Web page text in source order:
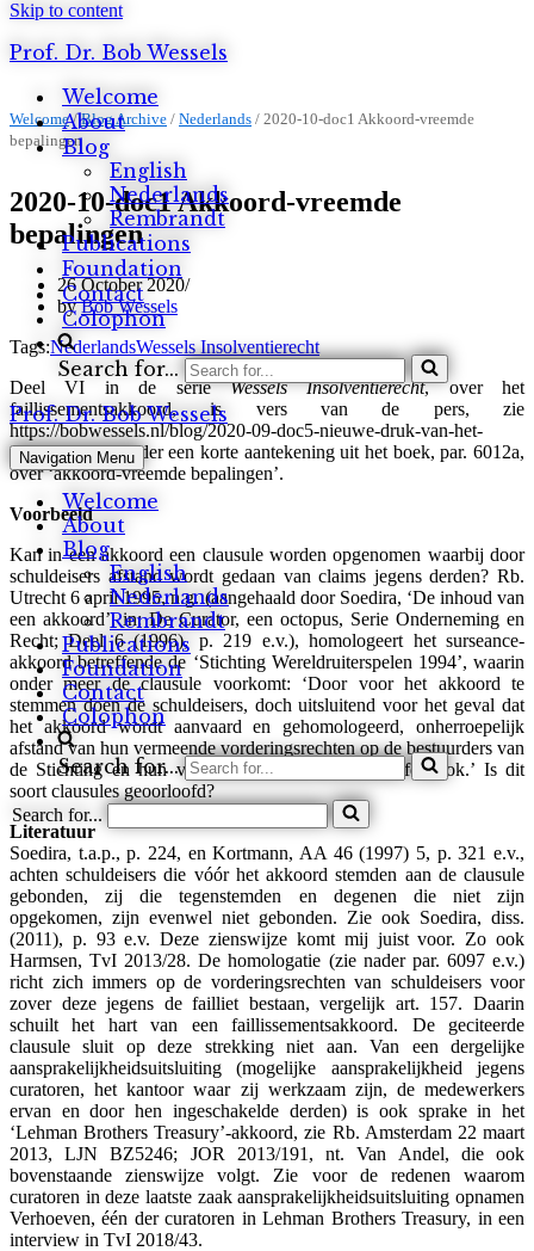
Skip to content
Prof. Dr. Bob Wessels
Welcome
About
Blog
English
Nederlands
Rembrandt
Publications
Foundation
Contact
Colophon
Search for...
Prof. Dr. Bob Wessels
Navigation Menu
Welcome
About
Blog
English
Nederlands
Rembrandt
Publications
Foundation
Contact
Colophon
Search for...
Search for...
Welcome/Blog Archive / Nederlands / 2020-10-doc1 Akkoord-vreemde
bepalingen
2020-10-doc1 Akkoord-vreemde
bepalingen
26 October 2020
byBob Wessels
Tags:NederlandsWessels Insolventierecht
Deel VI in de serieWessels Insolventierecht, over het
faillissementsakkoord, is vers van de pers, zie
https://bobwessels.nl/blog/2020-09-doc5-nieuwe-druk-van-het-
akkoord/. Hieronder een korte aantekening uit het boek, par. 6012a,
over ‘akkoord-vreemde bepalingen’.
Voorbeeld
Kan in een akkoord een clausule worden opgenomen waarbij door
schuldeisers afstand wordt gedaan van claims jegens derden? Rb.
Utrecht 6 april 1995, n.g. (aangehaald door Soedira, ‘De inhoud van
een akkoord’, in: De Curator, een octopus, Serie Onderneming en
Recht; Deel 6 (1996), p. 219 e.v.), homologeert het surseance-
akkoord betreffende de ‘Stichting Wereldruiterspelen 1994’, waarin
onder meer de clausule voorkomt: ‘Door voor het akkoord te
stemmen doen de schuldeisers, doch uitsluitend voor het geval dat
het akkoord wordt aanvaard en gehomologeerd, onherroepelijk
afstand van hun vermeende vorderingsrechten op de bestuurders van
de Stichting en hun verzekeraars, uit welken hoofde ook.’ Is dit
soort clausules geoorloofd?
Literatuur
Soedira, t.a.p., p. 224, en Kortmann, AA 46 (1997) 5, p. 321 e.v.,
achten schuldeisers die vóór het akkoord stemden aan de clausule
gebonden, zij die tegenstemden en degenen die niet zijn
opgekomen, zijn evenwel niet gebonden. Zie ook Soedira, diss.
(2011), p. 93 e.v. Deze zienswijze komt mij juist voor. Zo ook
Harmsen, TvI 2013/28. De homologatie (zie nader par. 6097 e.v.)
richt zich immers op de vorderingsrechten van schuldeisers voor
zover deze jegens de failliet bestaan, vergelijk art. 157. Daarin
schuilt het hart van een faillissementsakkoord. De geciteerde
clausule sluit op deze strekking niet aan. Van een dergelijke
aansprakelijkheidsuitsluiting (mogelijke aansprakelijkheid jegens
curatoren, het kantoor waar zij werkzaam zijn, de medewerkers
ervan en door hen ingeschakelde derden) is ook sprake in het
‘Lehman Brothers Treasury’-akkoord, zie Rb. Amsterdam 22 maart
2013, LJN BZ5246; JOR 2013/191, nt. Van Andel, die ook
bovenstaande zienswijze volgt. Zie voor de redenen waarom
curatoren in deze laatste zaak aansprakelijkheidsuitsluiting opnamen
Verhoeven, één der curatoren in Lehman Brothers Treasury, in een
interview in TvI 2018/43.